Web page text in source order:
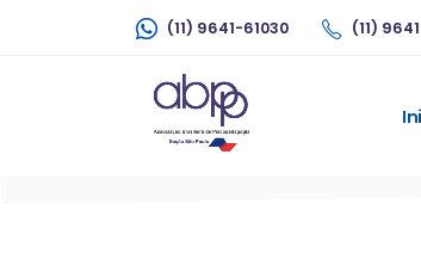
(11) 9641-61030 (11)